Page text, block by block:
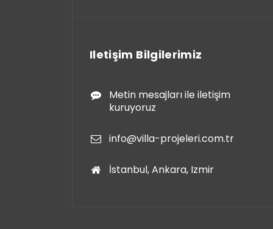
Iletişim Bilgilerimiz
Metin mesajları ile iletişim
kuruyoruz
info@villa-projeleri.com.tr
İstanbul, Ankara, Izmir